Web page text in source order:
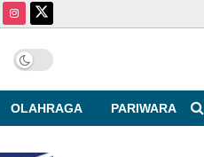
OLAHRAGA PARIWARA